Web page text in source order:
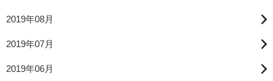
2019年08月
2019年07月
2019年06月